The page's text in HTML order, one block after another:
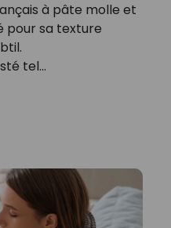
à pâte molle et
pour sa texture
tel…